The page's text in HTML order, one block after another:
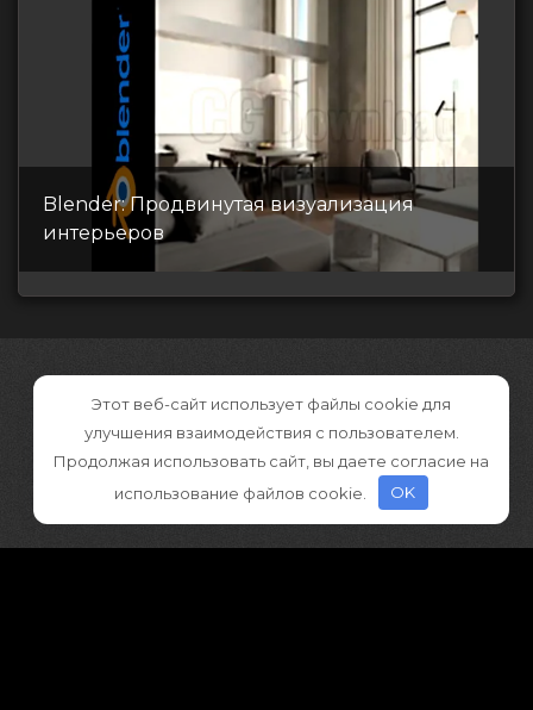
Blender: Продвинутая визуализация
интерьеров
Этот веб-сайт использует файлы cookie для
улучшения взаимодействия с пользователем.
Продолжая использовать сайт, вы даете согласие на
использование файлов cookie.
OK